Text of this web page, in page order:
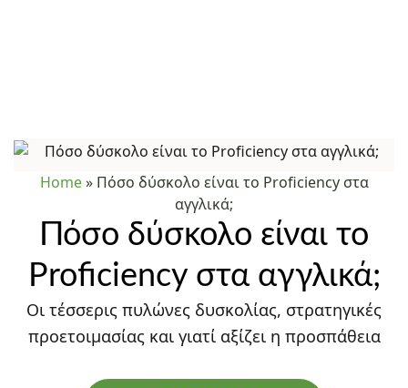
Home» Πόσο δύσκολο είναι το Proficiency στα
αγγλικά;
Πόσο δύσκολο είναι το
Proficiency στα αγγλικά;
Οι τέσσερις πυλώνες δυσκολίας, στρατηγικές
προετοιμασίας και γιατί αξίζει η προσπάθεια